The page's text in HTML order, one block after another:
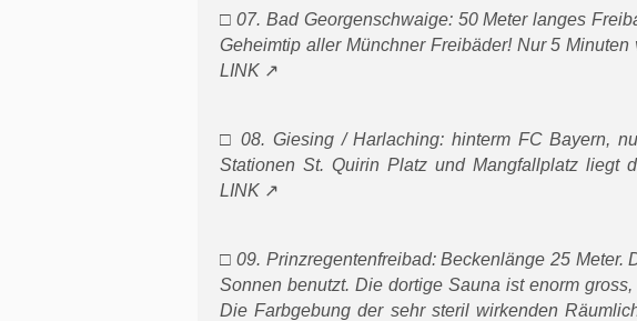
□ 07. Bad Georgenschwaige: 50 Meter langes
Geheimtip aller Münchner Freibäder! Nur 5
LINK
□ 08. Giesing / Harlaching: hinterm FC Bayern,
Stationen St. Quirin Platz und Mangfallplatz liegt
LINK
□ 09. Prinzregentenfreibad: Beckenlänge 25
Sonnen benutzt. Die dortige Sauna ist enorm
Die Farbgebung der sehr steril wirkenden